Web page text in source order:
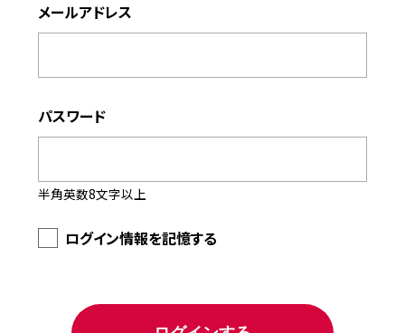
メールアドレス
パスワード
半角英数8文字以上
ログイン情報を記憶する